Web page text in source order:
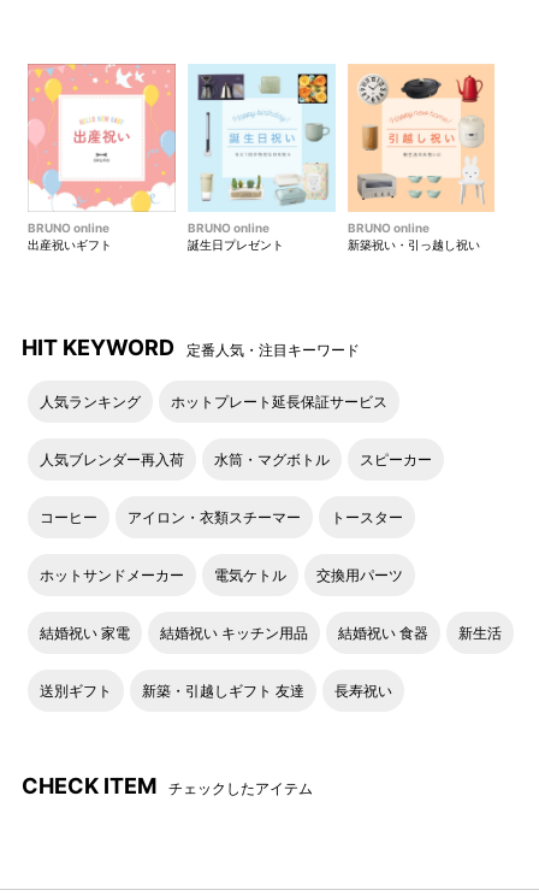
BRUNO online
出産祝いギフト
BRUNO online
誕生日プレゼント
BRUNO online
新築祝い・引っ越し祝い
HIT KEYWORD 定番人気・注目キーワード
人気ランキング ホットプレート延長保証サービス
人気ブレンダー再入荷 水筒・マグボトル スピーカー
コーヒー アイロン・衣類スチーマー トースター
ホットサンドメーカー 電気ケトル 交換用パーツ
結婚祝い 家電 結婚祝い キッチン用品 結婚祝い 食器 新生活
送別ギフト 新築・引越しギフト 友達 長寿祝い
CHECK ITEM チェックしたアイテム